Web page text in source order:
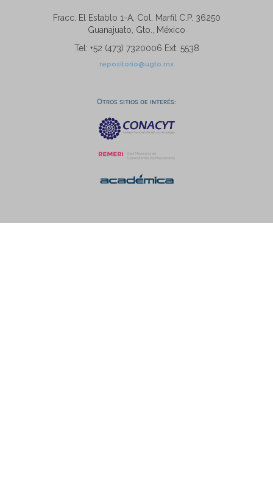
Fracc. El Establo 1-A, Col. Marfil C.P. 36250
Guanajuato, Gto., México
Tel: +52 (473) 7320006 Ext. 5538
repositorio@ugto.mx
Otros sitios de interés: